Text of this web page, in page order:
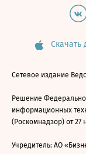
Скачать
Сетевое издание
Решение
информационных
(Роскомнадзор) от 27
Учредитель: АО